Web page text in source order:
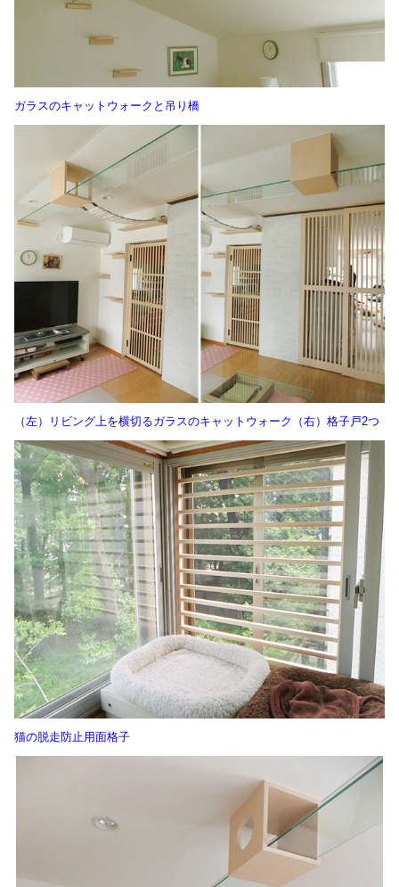
ガラスのキャットウォークと吊り橋
（左）リビング上を横切るガラスのキャットウォーク（右）格子戸2つ
猫の脱走防止用面格子